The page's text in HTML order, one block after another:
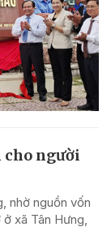
người
nhờ nguồn vốn
xã Tân Hưng,